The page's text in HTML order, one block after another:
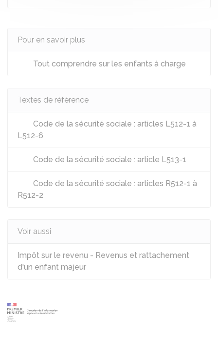
Pour en savoir plus
Tout comprendre sur les enfants à charge
Textes de référence
Code de la sécurité sociale : articles L512-1 à
L512-6
Code de la sécurité sociale : article L513-1
Code de la sécurité sociale : articles R512-1 à
R512-2
Voir aussi
Impôt sur le revenu - Revenus et rattachement
d'un enfant majeur